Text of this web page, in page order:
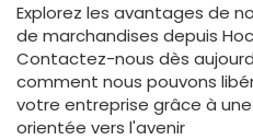
Explorez les avantages de
de marchandises depuis
Contactez-nous dès
comment nous pouvons
votre entreprise grâce à
orientée vers l'avenir